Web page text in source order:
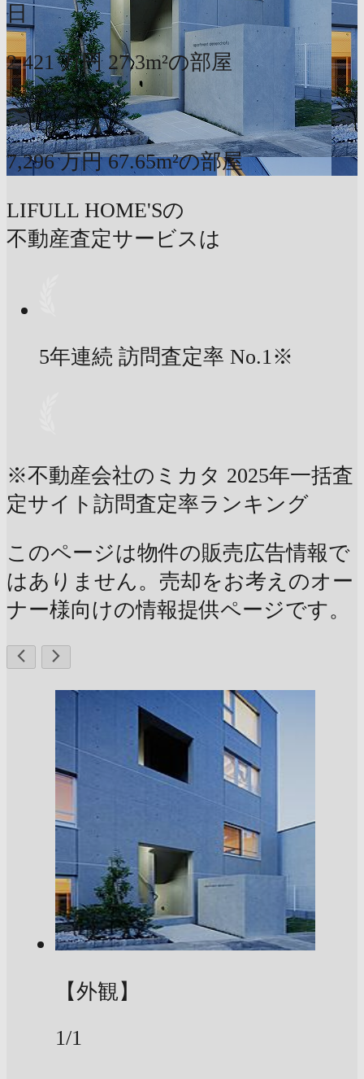
日
2,421 万円 27.3m²の部屋
〜
7,296 万円 67.65m²の部屋
LIFULL HOME'Sの
不動産査定サービスは
5年連続 訪問査定率 No.1※
※不動産会社のミカタ 2025年一括査
定サイト訪問査定率ランキング
このページは物件の販売広告情報で
はありません。売却をお考えのオー
ナー様向けの情報提供ページです。
【外観】
1/1